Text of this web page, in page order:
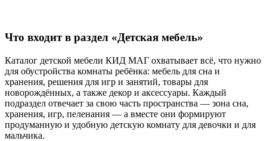
Что входит в раздел «Детская мебель»
Каталог детской мебели КИД МАГ охватывает всё, что нужно
для обустройства комнаты ребёнка: мебель для сна и
хранения, решения для игр и занятий, товары для
новорождённых, а также декор и аксессуары. Каждый
подраздел отвечает за свою часть пространства — зона сна,
хранения, игр, пеленания — а вместе они формируют
продуманную и удобную детскую комнату для девочки и для
мальчика.